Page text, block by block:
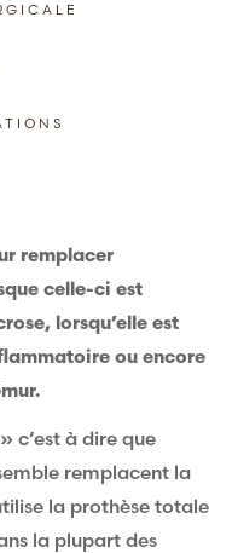
remplacer
celle-ci est
lorsqu’elle est
ou encore
c’est à dire que
remplacent la
la prothèse totale
la plupart des